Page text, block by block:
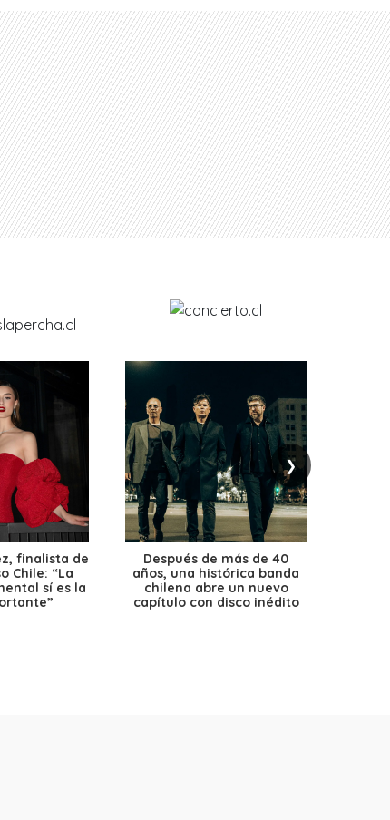
❯
finalista de
Chile: “La
sí es la
Después de más de 40
años, una histórica banda
chilena abre un nuevo
capítulo con disco inédito